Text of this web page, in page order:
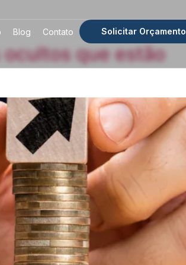
Solicitar Orçamento
Blog Contato
que estão